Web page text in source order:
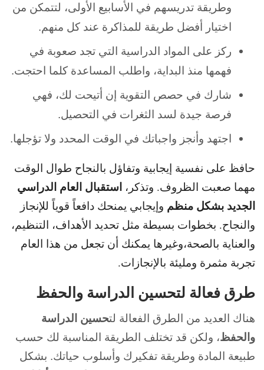
وطريقة تدريسهم في الأسابيع الأولى، لتتمكن من
اختيار أفضل طريقة للمذاكرة عند كل منهم.
ركز على المواد الدراسية التي تجد صعوبة في
فهمها منذ البداية، واطلب المساعدة كلما احتجت.
شارك في حصص التقوية إن أتيحت لك، فهي
فرصة جيدة لسد الثغرات في التحصيل.
اجتهد وأنجز واجباتك في الوقت المحدد ولا تؤجلها.
حافظ على نفسية إيجابية وتفاؤل بالنجاح طوال الوقت
مهما صعبت الظروف. وتذكر، استقبال العام الدراسي
الجديد بشكل منظم وإيجابي يمنحك دافعاً قوياً للإنجاز
والنجاح. بخطوات بسيطة مثل تحديد الأهداف، التنظيم،
والعناية بالصحة،وغيرها يمكنك أن تجعل من هذا العام
تجربة مثمرة ومليئة بالإنجازات.
طرق فعالة لتحسين الدراسة والحفظ
هناك العديد من الطرق الفعالة لتحسين الدراسة
والحفظ، ولكن قد تختلف الطريقة المناسبة لك حسب
طبيعة المادة وطريقة تفكيرك وأسلوب حياتك. بشكل